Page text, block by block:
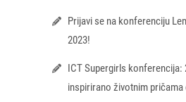
Prijavi se na konferenciju
2023!
ICT Supergirls konferencija:
inspirirano životnim